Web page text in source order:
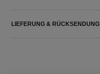
LIEFERUNG & RÜCKSENDUNG